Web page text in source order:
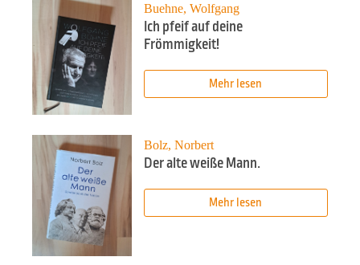
Buehne, Wolfgang
Ich pfeif auf deine
Frömmigkeit!
Mehr lesen
Bolz, Norbert
Der alte weiße Mann.
Mehr lesen